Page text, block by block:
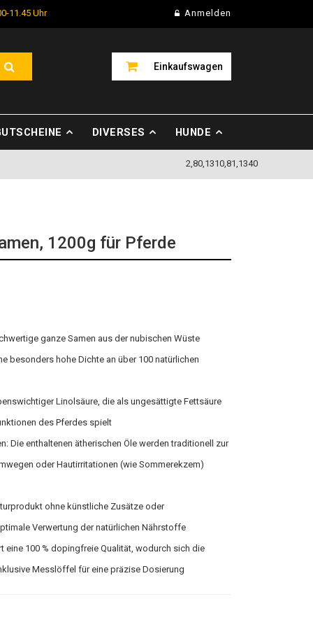
11.45 Uhr Anmelden
Einkaufswagen
DIVERSES HUNDE
2,80,1310,81,1340
1200g für Pferde
ganze Samen aus der nubischen Wüste
besonders hohe Dichte an über 100 natürlichen
Linolsäure, die als ungesättigte Fettsäure
des Pferdes spielt
Die enthaltenen ätherischen Öle werden traditionell zur
oder Hautirritationen (wie Sommerekzem)
ohne künstliche Zusätze oder
Verwertung der natürlichen Nährstoffe
eine 100 % dopingfreie Qualität, wodurch sich die
Messlöffel für eine präzise Dosierung